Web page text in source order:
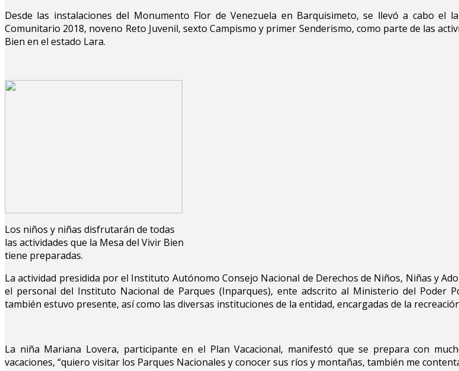
Desde las instalaciones del Monumento Flor de Venezuela en Barquisimeto, se llevó a cabo el
Comunitario 2018, noveno Reto Juvenil, sexto Campismo y primer Senderismo, como parte de las
Bien en el estado Lara.
Los niños y niñas disfrutarán de todas
las actividades que la Mesa del Vivir Bien
tiene preparadas.
La actividad presidida por el Instituto Autónomo Consejo Nacional de Derechos de Niños, Niñas y
el personal del Instituto Nacional de Parques (Inparques), ente adscrito al Ministerio del Poder
también estuvo presente, así como las diversas instituciones de la entidad, encargadas de la
La niña Mariana Lovera, participante en el Plan Vacacional, manifestó que se prepara con
vacaciones, “quiero visitar los Parques Nacionales y conocer sus ríos y montañas, también me